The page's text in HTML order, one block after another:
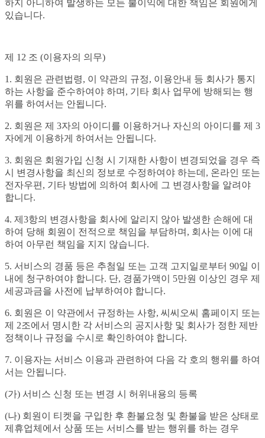
하지 아니하여 발생하는 모든 불이익에 대한 책임은 회원에게
있습니다.
제 12 조 (이용자의 의무)
1. 회원은 관련법령, 이 약관의 규정, 이용안내 등 회사가 통지
하는 사항을 준수하여야 하며, 기타 회사 업무에 방해되는 행
위를 하여서는 안됩니다.
2. 회원은 제 3자의 아이디를 이용하거나 자신의 아이디를 제 3
자에게 이용하게 하여서는 안됩니다.
3. 회원은 회원가입 신청 시 기재한 사항이 변경되었을 경우 즉
시 변경사항을 최신의 정보로 수정하여야 하는데, 온라인 또는
전자우편, 기타 방법에 의하여 회사에 그 변경사항을 알려야
합니다.
4. 제3항의 변경사항을 회사에 알리지 않아 발생한 손해에 대
하여 당해 회원이 전적으로 책임을 부담하며, 회사는 이에 대
하여 아무런 책임을 지지 않습니다.
5. 서비스의 경품 등은 추첨일 또는 고객 고지일로부터 90일 이
내에 청구하여야 합니다. 단, 경품가액이 5만원 이상인 경우 제
세공과금을 사전에 납부하여야 합니다.
6. 회원은 이 약관에서 규정하는 사항, 씨씨오씨 홈페이지 또는
제 2조에서 명시한 각 서비스의 공지사항 및 회사가 정한 제반
정책이나 규정을 수시로 확인하여야 합니다.
7. 이용자는 서비스 이용과 관련하여 다음 각 호의 행위를 하여
서는 안됩니다.
(가) 서비스 신청 또는 변경 시 허위내용의 등록
(나) 회원이 티켓을 구입한 후 환불요청 및 환불을 받은 상태로
제휴업체에서 상품 또는 서비스를 받는 행위를 하는 경우